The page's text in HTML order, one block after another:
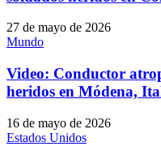
27 de mayo de 2026
Mundo
Video: Conductor
heridos en Módena,
16 de mayo de 2026
Estados Unidos